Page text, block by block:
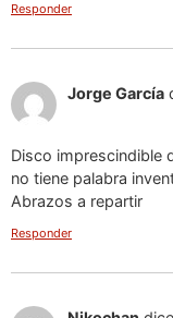
Responder
Jorge García
Disco imprescindible
no tiene palabra
Abrazos a repartir
Responder